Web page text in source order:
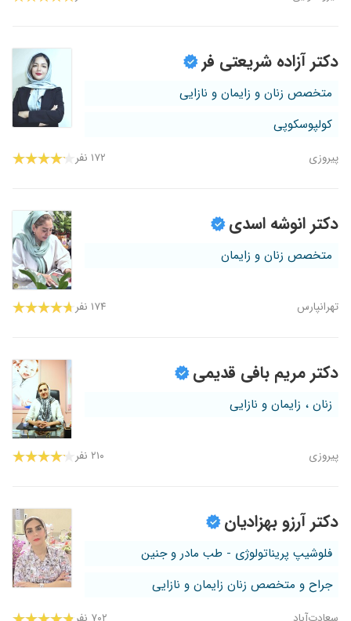
دکتر آزاده شریعتی فر
متخصص زنان و زایمان و نازایی
کولپوسکوپی
پیروزی ۱۷۲ نفر
دکتر انوشه اسدی
متخصص زنان و زایمان
تهرانپارس ۱۷۴ نفر
دکتر مریم بافی قدیمی
زنان ، زایمان و نازایی
پیروزی ۲۱۰ نفر
دکتر آرزو بهزادیان
فلوشیپ پریناتولوژی - طب مادر و جنین
جراح و متخصص زنان زایمان و نازایی